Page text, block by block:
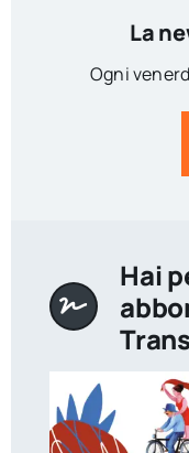
La
Ogni
Hai